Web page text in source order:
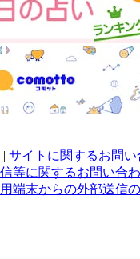
| サイトに関するお問い
等に関するお問い合
端末からの外部送信